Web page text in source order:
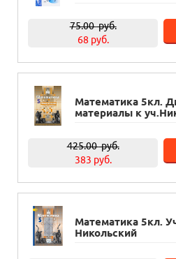
75.00руб.
68 руб.
Математика 5кл.
материалы к
425.00руб.
383 руб.
Математика 5кл.
Никольский